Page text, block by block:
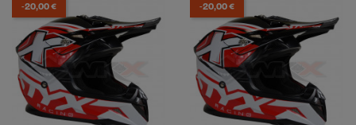
-20,00 € -20,00 €